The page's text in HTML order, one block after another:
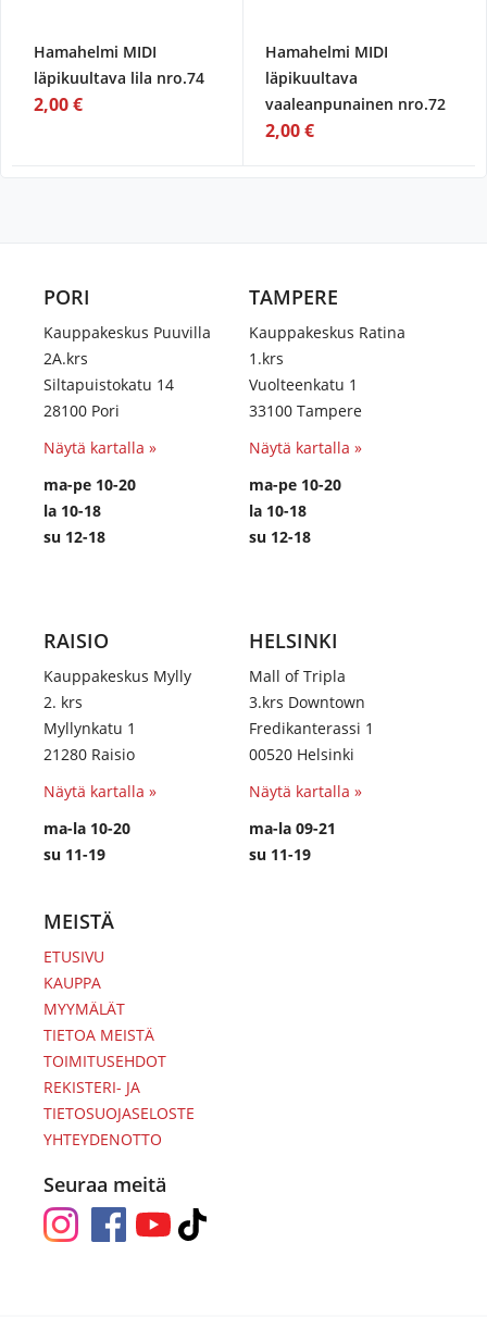
Hamahelmi MIDI
läpikuultava lila nro.74
2,00 €
Hamahelmi MIDI
läpikuultava
vaaleanpunainen nro.72
2,00 €
PORI
Kauppakeskus Puuvilla
2A.krs
Siltapuistokatu 14
28100 Pori
Näytä kartalla »
ma-pe 10-20
la 10-18
su 12-18
TAMPERE
Kauppakeskus Ratina
1.krs
Vuolteenkatu 1
33100 Tampere
Näytä kartalla »
ma-pe 10-20
la 10-18
su 12-18
RAISIO
Kauppakeskus Mylly
2. krs
Myllynkatu 1
21280 Raisio
Näytä kartalla »
ma-la 10-20
su 11-19
HELSINKI
Mall of Tripla
3.krs Downtown
Fredikanterassi 1
00520 Helsinki
Näytä kartalla »
ma-la 09-21
su 11-19
MEISTÄ
ETUSIVU
KAUPPA
MYYMÄLÄT
TIETOA MEISTÄ
TOIMITUSEHDOT
REKISTERI- JA
TIETOSUOJASELOSTE
YHTEYDENOTTO
Seuraa meitä